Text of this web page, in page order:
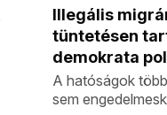
Illegális
tüntetésen
demokrata
A hatóságok
sem